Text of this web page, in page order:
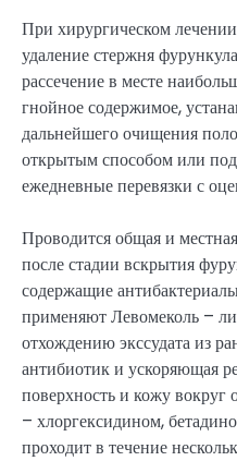
При хирургическом
удаление стержня
рассечение в месте
гнойное содержимое,
дальнейшего очищения
открытым способом или
ежедневные перевязки с
Проводится общая и
после стадии вскрытия
содержащие
применяют Левомеколь –
отхождению экссудата из
антибиотик и ускоряющая
поверхность и кожу вокруг
– хлоргексидином,
проходит в течение